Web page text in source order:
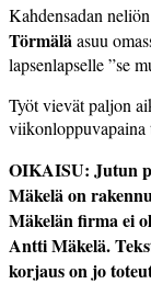
Kahdensadan
Törmäläasuu
lapsenlapselle ”se
Työt vievät paljon
viikonloppuvapaina
OIKAISU: Jutun
Mäkelä on
Mäkelän firma ei
Antti Mäkelä.
korjaus on jo